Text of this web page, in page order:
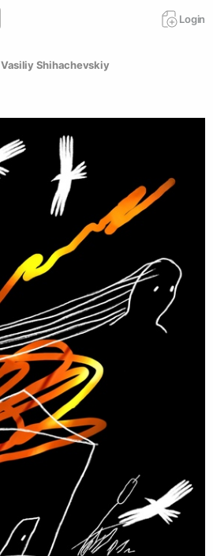
Login
Vasiliy Shihachevskiy